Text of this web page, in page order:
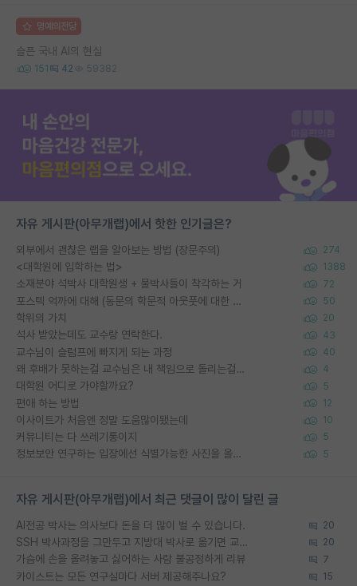
명예의전당
슬픈 국내 AI의 현실
151 42 59382
자유 게시판(아무개랩)에서 핫한 인기글은?
외부에서 괜찮은 랩을 알아보는 방법 (장문주의) 274
<대학원에 입학하는 법> 1388
소재분야 석박사 대학원생 + 물박사들이 착각하는 거 72
포스텍 억까에 대해 (동문의 학문적 아웃풋에 대한 반박) 50
학위의 가치 20
석사 받았는데도 교수랑 연락한다. 43
교수님이 슬럼프에 빠지게 되는 과정 40
왜 후배가 못하는걸 교수님은 내 책임으로 돌리는걸까요? 4
대학원 어디로 가야할까요? 5
편애 하는 방법 12
이사이트가 처음엔 정말 도움많이됐는데 10
커뮤니티는 다 쓰레기통이지 5
정보보안 연구하는 입장에선 식별가능한 사진을 올리는건 비추이긴함 5
자유 게시판(아무개랩)에서 최근 댓글이 많이 달린 글
AI전공 박사는 의사보다 돈을 더 많이 벌 수 있습니다. 20
SSH 박사과정을 그만두고 지방대 박사로 옮기면 교수의 꿈은 끝일까요? 20
가슴에 손을 올려놓고 싫어하는 사람 불공정하게 리뷰 7
카이스트는 모든 연구실마다 서버 제공해주나요? 15